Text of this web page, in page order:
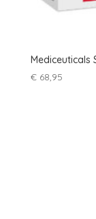
Mediceuticals
€68,95